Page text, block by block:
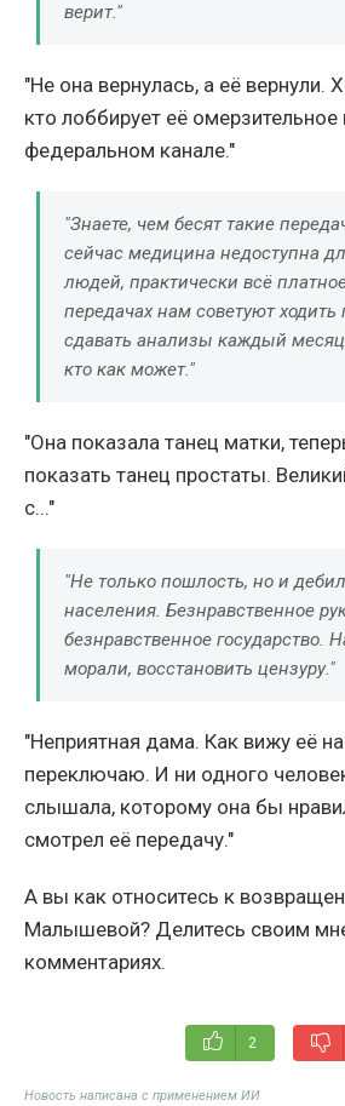
верит."
"Не она вернулась, а её вернули.
кто лоббирует её омерзительное
федеральном канале."
"Знаете, чем бесят такие
сейчас медицина недоступна
людей, практически всё
передачах нам советуют ходить
сдавать анализы каждый
кто как может."
"Она показала танец матки,
показать танец простаты.
с..."
"Не только пошлость, но и
населения. Безнравственное
безнравственное государство.
морали, восстановить цензуру."
"Неприятная дама. Как вижу её
переключаю. И ни одного
слышала, которому она бы
смотрел её передачу."
А вы как относитесь к
Малышевой? Делитесь своим
комментариях.
2
Новость написана с применением ИИ